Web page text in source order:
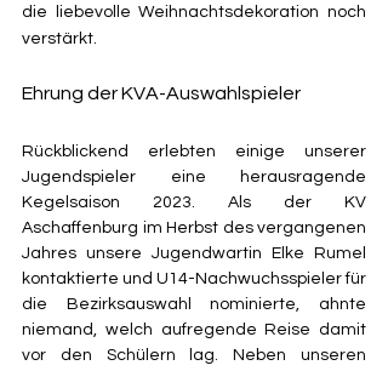
die liebevolle Weihnachtsdekoration noch
verstärkt.
Ehrung der KVA-Auswahlspieler
Rückblickend erlebten einige unserer
Jugendspieler eine herausragende
Kegelsaison 2023. Als der KV
Aschaffenburg im Herbst des vergangenen
Jahres unsere Jugendwartin Elke Rumel
kontaktierte und U14-Nachwuchsspieler für
die Bezirksauswahl nominierte, ahnte
niemand, welch aufregende Reise damit
vor den Schülern lag. Neben unseren